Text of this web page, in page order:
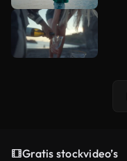
Gratis stockvideo’s